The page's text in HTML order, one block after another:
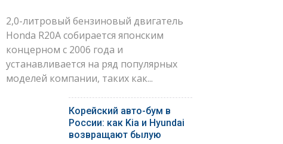
2,0-литровый бензиновый двигатель
Honda R20A собирается японским
концерном с 2006 года и
устанавливается на ряд популярных
моделей компании, таких как...
Корейский авто-бум в
России: как Kia и Hyundai
возвращают былую